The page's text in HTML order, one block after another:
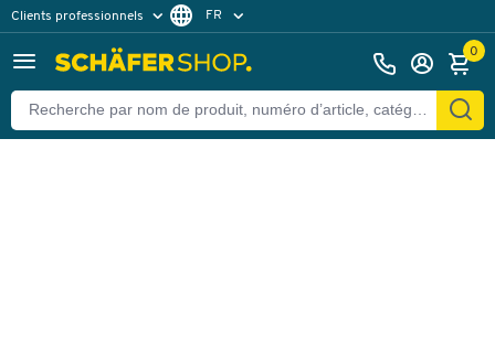
Clients professionnels
Clients particuliers
FR
0
Retour